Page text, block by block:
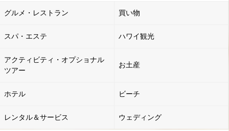
グルメ・レストラン 買い物
スパ・エステ ハワイ観光
アクティビティ・オプショナル
ツアー
お土産
ホテル ビーチ
レンタル＆サービス ウェディング